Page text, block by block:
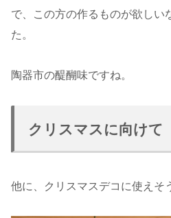
で、この方の作るものが欲しい
た。
陶器市の醍醐味ですね。
クリスマスに向けて
他に、クリスマスデコに使えそ